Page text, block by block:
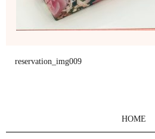
reservation_img009
HOME